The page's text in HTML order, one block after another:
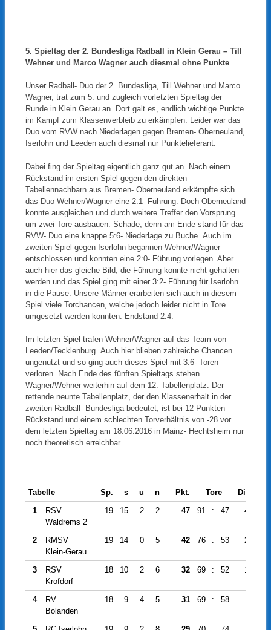
5. Spieltag der 2. Bundesliga Radball in Klein Gerau – Till
Wehner und Marco Wagner auch diesmal ohne Punkte
Unser Radball- Duo der 2. Bundesliga, Till Wehner und Marco
Wagner, trat zum 5. und zugleich vorletzten Spieltag der
Runde in Klein Gerau an. Dort galt es, endlich wichtige Punkte
im Kampf zum Klassenverbleib zu erkämpfen. Leider war das
Duo vom RVW nach Niederlagen gegen Bremen- Oberneuland,
Iserlohn und Leeden auch diesmal nur Punktelieferant.
Dabei fing der Spieltag eigentlich ganz gut an. Nach einem
Rückstand im ersten Spiel gegen den direkten
Tabellennachbarn aus Bremen- Oberneuland erkämpfte sich
das Duo Wehner/Wagner eine 2:1- Führung. Doch Oberneuland
konnte ausgleichen und durch weitere Treffer den Vorsprung
um zwei Tore ausbauen. Schade, denn am Ende stand für das
RVW- Duo eine knappe 5:6- Niederlage zu Buche. Auch im
zweiten Spiel gegen Iserlohn begannen Wehner/Wagner
entschlossen und konnten eine 2:0- Führung vorlegen. Aber
auch hier das gleiche Bild; die Führung konnte nicht gehalten
werden und das Spiel ging mit einer 3:2- Führung für Iserlohn
in die Pause. Unsere Männer erarbeiten sich auch in diesem
Spiel viele Torchancen, welche jedoch leider nicht in Tore
umgesetzt werden konnten. Endstand 2:4.
Im letzten Spiel trafen Wehner/Wagner auf das Team von
Leeden/Tecklenburg. Auch hier blieben zahlreiche Chancen
ungenutzt und so ging auch dieses Spiel mit 3:6- Toren
verloren. Nach Ende des fünften Spieltags stehen
Wagner/Wehner weiterhin auf dem 12. Tabellenplatz. Der
rettende neunte Tabellenplatz, der den Klassenerhalt in der
zweiten Radball- Bundesliga bedeutet, ist bei 12 Punkten
Rückstand und einem schlechten Torverhältnis von -28 vor
dem letzten Spieltag am 18.06.2016 in Mainz- Hechtsheim nur
noch theoretisch erreichbar.
Tabelle Sp. s u n Pkt. Tore
Diff.
1
RSV
Waldrems 2
19 15 2 2 47 91 : 47 44
2
RMSV
Klein-Gerau
19 14 0 5 42 76 : 53 23
3
RSV
Krofdorf
18 10 2 6 32 69 : 52 17
4
RV
Bolanden
18 9 4 5 31 69 : 58